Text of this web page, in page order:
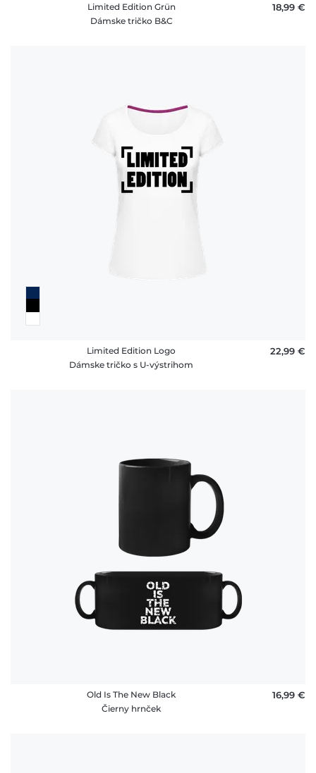
Limited Edition Grün
Dámske tričko B&C
18,99 €
Limited Edition Logo
Dámske tričko s U-výstrihom
22,99 €
Old Is The New Black
Čierny hrnček
16,99 €